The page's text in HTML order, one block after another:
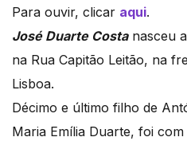
Para ouvir, clicar aqui.
José Duarte Costanasceu
na Rua Capitão Leitão, na
Lisboa.
Décimo e último filho de
Maria Emília Duarte, foi